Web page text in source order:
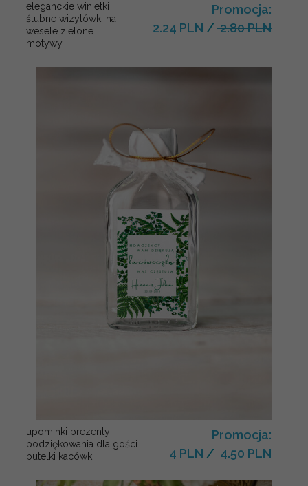
eleganckie winietki
ślubne wizytówki na
wesele zielone
motywy
Promocja:
2.24 PLN / 2.80 PLN
upominki prezenty
podziękowania dla gości
butelki kacówki
Promocja:
4 PLN / 4.50 PLN